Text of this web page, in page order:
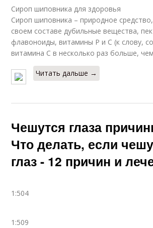
Сироп шиповника для здоровья
Сироп шиповника – природное
своем составе дубильные вещества,
флавоноиды, витамины Р и С (к слову,
витамина С в несколько раз больше,
Читать дальше →
Чешутся глаза
Что делать, если
глаз - 12 причин и
1:504
1:509